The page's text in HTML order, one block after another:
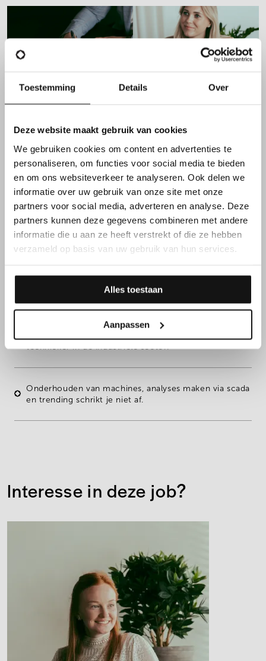
Toestemming Details Over
Deze website maakt gebruik van cookies
We gebruiken cookies om content en advertenties te
personaliseren, om functies voor social media te bieden
en om ons websiteverkeer te analyseren. Ook delen we
informatie over uw gebruik van onze site met onze
partners voor social media, adverteren en analyse. Deze
partners kunnen deze gegevens combineren met andere
informatie die u aan ze heeft verstrekt of die ze hebben
verzameld op basis van uw gebruik van hun services.
Alles toestaan
Aanpassen
FUNCTIEVEREISTEN
Daarnaast overtuig je met
jouw kennen & kunnen
Onderhouden van machines, analyses maken via scada
en trending schrikt je niet af.
Interesse in deze job?